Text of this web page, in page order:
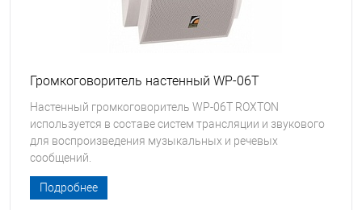
Громкоговоритель настенный WP-06T
Настенный громкоговоритель WP-06T ROXTON
используется в составе систем трансляции и звукового
для воспроизведения музыкальных и речевых
сообщений.
Подробнее